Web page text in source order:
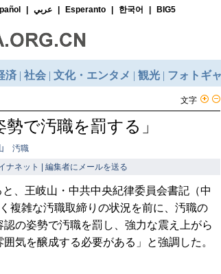
文字
で汚職を罰する」
汚職
ナネット | 編集者にメールを送る
、王岐山・中共中央紀律委員会書記（中
複雑な汚職取締りの状況を前に、汚職の
の姿勢で汚職を罰し、強力な震え上がら
気を醸成する必要がある」と強調した。